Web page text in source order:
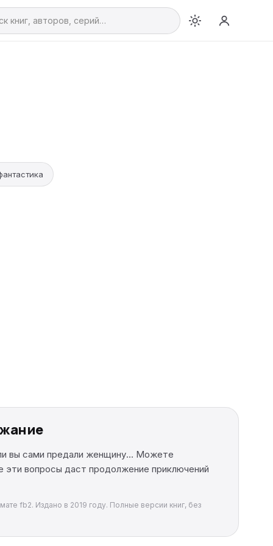
вы сами предали женщину… Можете
эти вопросы даст продолжение приключений
fb2. Издано в 2019 году. Полные версии книг, без